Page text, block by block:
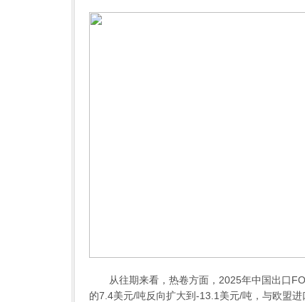
从往期来看，热卷方面，2025年中国出口
的7.4美元/吨反向扩大到-13.1美元/吨，与欧盟